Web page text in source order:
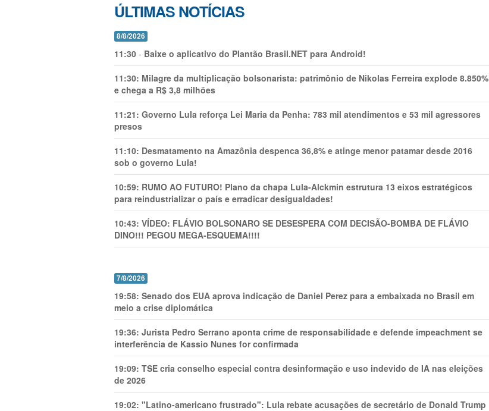
ÚLTIMAS NOTÍCIAS
8/8/2026
11:30 - Baixe o aplicativo do Plantão Brasil.NET para Android!
11:30: Milagre da multiplicação bolsonarista: patrimônio de Nikolas Ferreira explode 8.850%
e chega a R$ 3,8 milhões
11:21: Governo Lula reforça Lei Maria da Penha: 783 mil atendimentos e 53 mil agressores
presos
11:10: Desmatamento na Amazônia despenca 36,8% e atinge menor patamar desde 2016
sob o governo Lula!
10:59: RUMO AO FUTURO! Plano da chapa Lula-Alckmin estrutura 13 eixos estratégicos
para reindustrializar o país e erradicar desigualdades!
10:43: VÍDEO: FLÁVIO BOLSONARO SE DESESPERA COM DECISÃO-BOMBA DE FLÁVIO
DINO!!! PEGOU MEGA-ESQUEMA!!!!
7/8/2026
19:58: Senado dos EUA aprova indicação de Daniel Perez para a embaixada no Brasil em
meio a crise diplomática
19:36: Jurista Pedro Serrano aponta crime de responsabilidade e defende impeachment se
interferência de Kassio Nunes for confirmada
19:09: TSE cria conselho especial contra desinformação e uso indevido de IA nas eleições
de 2026
19:02: "Latino-americano frustrado": Lula rebate acusações de secretário de Donald Trump